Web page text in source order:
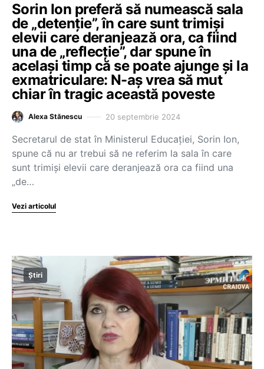
Sorin Ion preferă să numească sala
de „detenție”, în care sunt trimiși
elevii care deranjează ora, ca fiind
una de „reflecție”, dar spune în
același timp că se poate ajunge și la
exmatriculare: N-aș vrea să mut
chiar în tragic această poveste
Alexa Stănescu 20 septembrie 2024
Secretarul de stat în Ministerul Educației, Sorin Ion,
spune că nu ar trebui să ne referim la sala în care
sunt trimiși elevii care deranjează ora ca fiind una
„de…
Vezi articolul
Știri